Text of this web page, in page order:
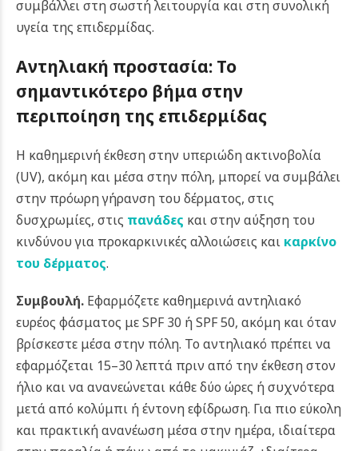
συμβάλλει στη σωστή λειτουργία και στη συνολική
υγεία της επιδερμίδας.
Αντηλιακή προστασία: Το
σημαντικότερο βήμα στην
περιποίηση της επιδερμίδας
Η καθημερινή έκθεση στην υπεριώδη ακτινοβολία
(UV), ακόμη και μέσα στην πόλη, μπορεί να συμβάλει
στην πρόωρη γήρανση του δέρματος, στις
δυσχρωμίες, στις πανάδες και στην αύξηση του
κινδύνου για προκαρκινικές αλλοιώσεις και καρκίνο
του δέρματος.
Συμβουλή. Εφαρμόζετε καθημερινά αντηλιακό
ευρέος φάσματος με SPF 30 ή SPF 50, ακόμη και όταν
βρίσκεστε μέσα στην πόλη. Το αντηλιακό πρέπει να
εφαρμόζεται 15–30 λεπτά πριν από την έκθεση στον
ήλιο και να ανανεώνεται κάθε δύο ώρες ή συχνότερα
μετά από κολύμπι ή έντονη εφίδρωση. Για πιο εύκολη
και πρακτική ανανέωση μέσα στην ημέρα, ιδιαίτερα